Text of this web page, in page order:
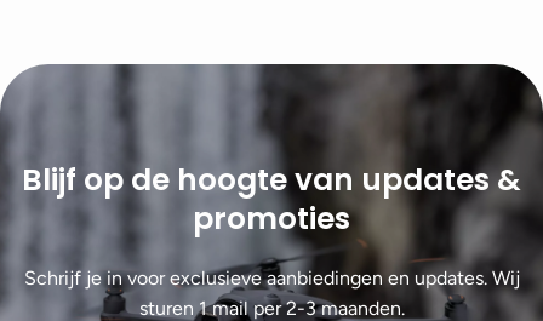
Blijf op de hoogte van updates &
promoties
Schrijf je in voor exclusieve aanbiedingen en updates. Wij
sturen 1 mail per 2-3 maanden.